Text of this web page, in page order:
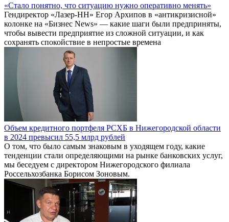
«Стало понятно, что ситуацию нужно оперативно менять»
Гендиректор «Лазер-НН» Егор Архипов в «антикризисной»
колонке на «Бизнес News» — какие шаги были предприняты,
чтобы вывести предприятие из сложной ситуации, и как
сохранять спокойствие в непростые времена
Объем кредитного портфеля РСХБ в Нижегородской области
в 2024 превысил 55,5 млрд рублей
О том, что было самым знаковым в уходящем году, какие
тенденции стали определяющими на рынке банковских услуг,
мы беседуем с директором Нижегородского филиала
Россельхозбанка Борисом Зоновым.